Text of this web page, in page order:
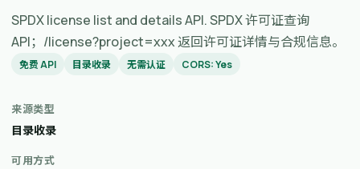
SPDX license list and details API. SPDX 许可证查询
API；/license?project=xxx 返回许可证详情与合规信息。
免费 API 目录收录 无需认证 CORS: Yes
来源类型
目录收录
可用方式